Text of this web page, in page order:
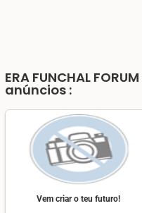
ERA FUNCHAL FORUM
anúncios :
Vem criar o teu futuro!